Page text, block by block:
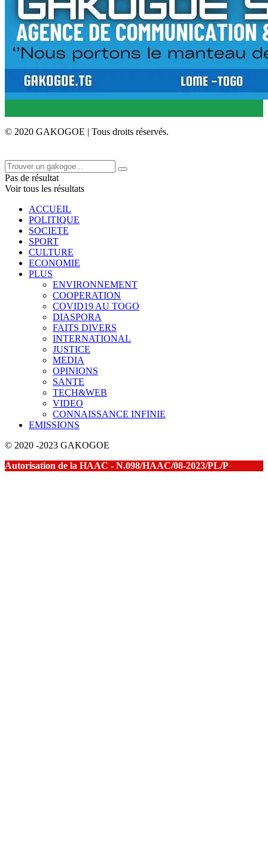
© 2020 GAKOGOE | Tous droits réservés.
Pas de résultat
Voir tous les résultats
ACCUEIL
POLITIQUE
SOCIETE
SPORT
CULTURE
ECONOMIE
PLUS
ENVIRONNEMENT
COOPERATION
COVID19 AU TOGO
DIASPORA
FAITS DIVERS
INTERNATIONAL
JUSTICE
MEDIA
OPINIONS
SANTE
TECH&WEB
VIDEO
CONNAISSANCE INFINIE
EMISSIONS
© 2020 -2023 GAKOGOE
Autorisation de la HAAC - N.098/HAAC/08-2023/PL/P